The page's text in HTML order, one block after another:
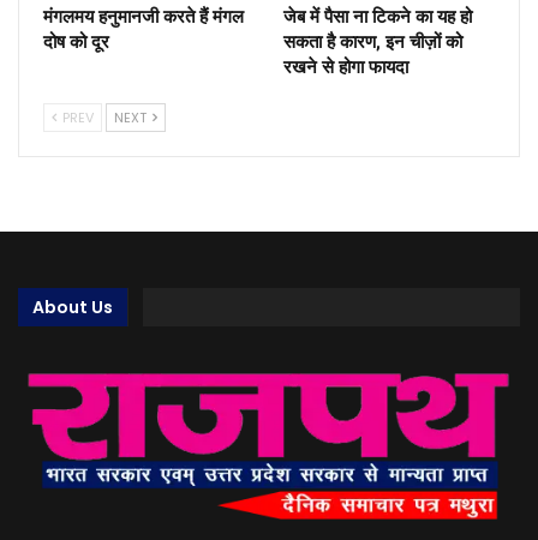
मंगलमय हनुमानजी करते हैं मंगल
दोष को दूर
जेब में पैसा ना टिकने का यह हो
सकता है कारण, इन चीज़ों को
रखने से होगा फायदा
PREV NEXT
About Us